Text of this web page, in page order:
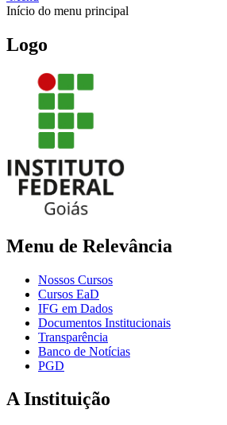
Início do menu principal
Logo
Menu de Relevância
Nossos Cursos
Cursos EaD
IFG em Dados
Documentos Institucionais
Transparência
Banco de Notícias
PGD
A Instituição